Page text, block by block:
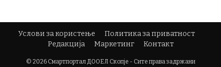
Услови за користење
Политика за приватност
Редакција
Маркетинг Контакт
© 2026 Смартпортал ДООЕЛ Скопје - Сите права задржани